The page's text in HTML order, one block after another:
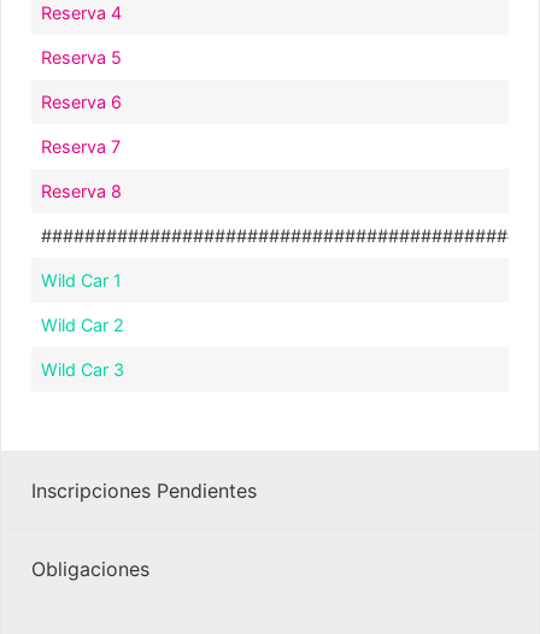
Reserva 4
Reserva 5
Reserva 6
Reserva 7
Reserva 8
##############################################
Wild Car 1
Wild Car 2
Wild Car 3
Inscripciones Pendientes
Obligaciones